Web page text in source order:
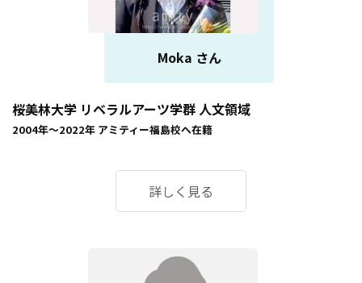
Moka さん
桜美林大学 リベラルアーツ学群 人文領域
2004年～2022年 アミティー福島校へ在籍
詳しく見る